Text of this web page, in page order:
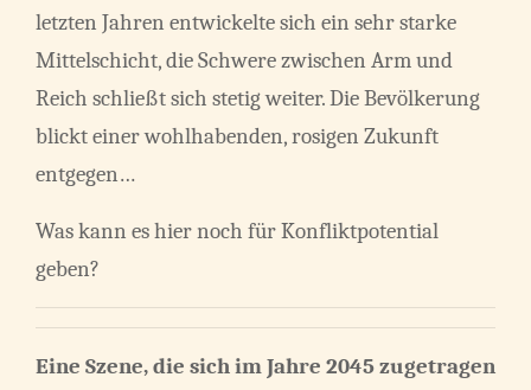
letzten Jahren entwickelte sich ein sehr starke
Mittelschicht, die Schwere zwischen Arm und
Reich schließt sich stetig weiter. Die Bevölkerung
blickt einer wohlhabenden, rosigen Zukunft
entgegen…
Was kann es hier noch für Konfliktpotential
geben?
Eine Szene, die sich im Jahre 2045 zugetragen